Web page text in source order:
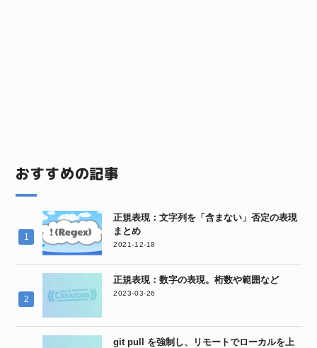
おすすめの記事
正規表現：文字列を「含まない」否定の表現
まとめ
2021-12-18
正規表現：数字の表現。桁数や範囲など
2023-03-26
git pull を強制し、リモートでローカルを上